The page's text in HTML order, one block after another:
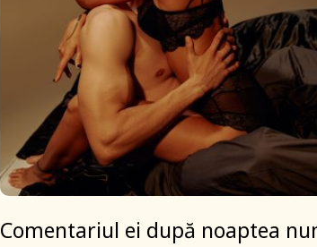
Comentariul ei după noaptea